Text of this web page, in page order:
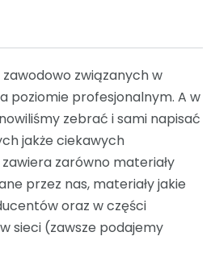
związanych w
poziomie profesjonalnym. A w
zebrać i sami napisać
jakże ciekawych
zarówno materiały
przez nas, materiały jakie
oraz w części
sieci (zawsze podajemy